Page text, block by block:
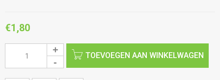
€1,80
TOEVOEGEN AAN WINKELWAGEN